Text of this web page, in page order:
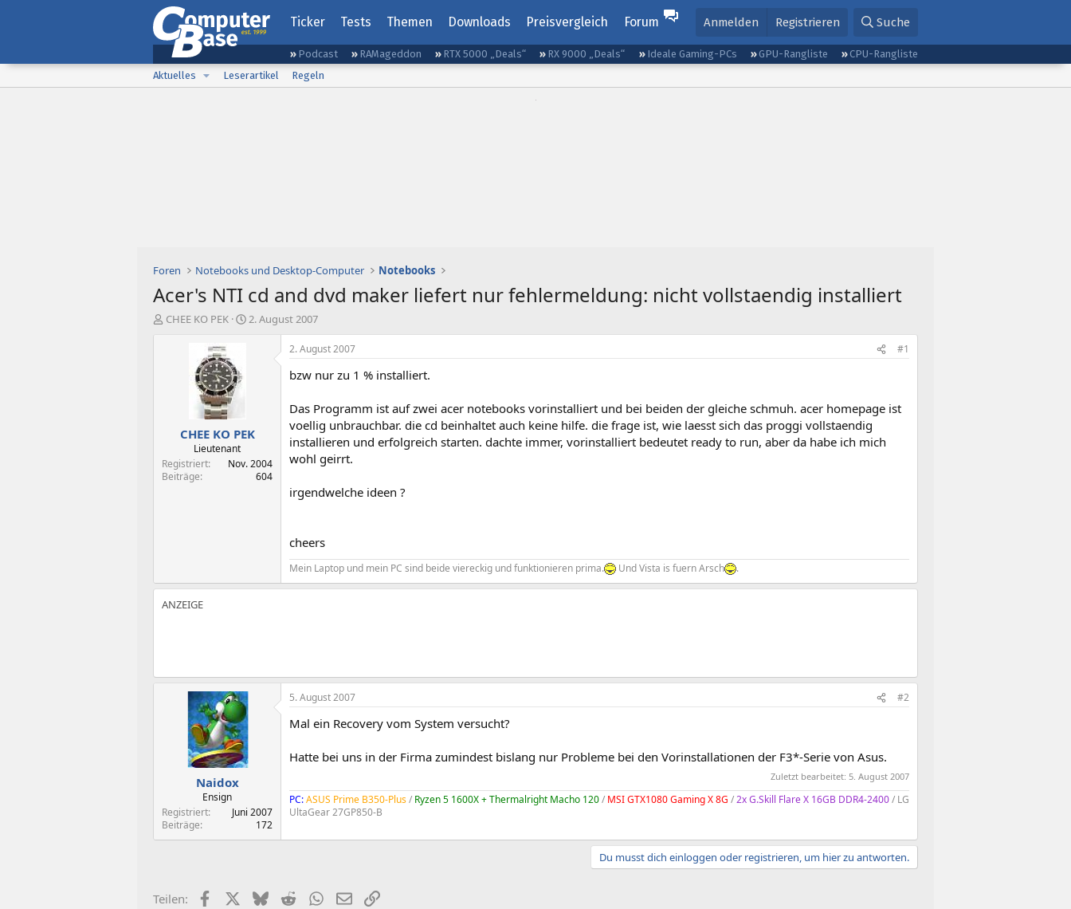
Ticker Tests Themen Downloads Preisvergleich Forum Anmelden Registrieren Suche
Podcast RAMageddon RTX 5000 „Deals“ RX 9000 „Deals“ Ideale Gaming-PCs GPU-Rangliste
CPU-Rangliste
Aktuelles
Leserartikel Regeln
Foren Notebooks und Desktop-Computer Notebooks
Acer's NTI cd and dvd maker liefert nur fehlermeldung: nicht vollstaendig installiert
E
CHEE KO PEK
E
a
2. August 2007
CHEE KO PEK
Lieutenant
Registriert
Nov. 2004
Beiträge
604
2. August 2007 #1
bzw nur zu 1 % installiert.
Das Programm ist auf zwei acer notebooks vorinstalliert und bei beiden der gleiche schmuh. acer homepage ist
voellig unbrauchbar. die cd beinhaltet auch keine hilfe. die frage ist, wie laesst sich das proggi vollstaendig
installieren und erfolgreich starten. dachte immer, vorinstalliert bedeutet ready to run, aber da habe ich mich
wohl geirrt.
irgendwelche ideen ?
cheers
Mein Laptop und mein PC sind beide viereckig und funktionieren prima. Und Vista is fuern Arsch .
Naidox
Ensign
Registriert
Juni 2007
Beiträge
172
5. August 2007 #2
Mal ein Recovery vom System versucht?
Hatte bei uns in der Firma zumindest bislang nur Probleme bei den Vorinstallationen der F3*-Serie von Asus.
Zuletzt bearbeitet: 5. August 2007
PC:ASUS Prime B350-Plus/ Ryzen 5 1600X + Thermalright Macho 120/ MSI GTX1080 Gaming X 8G /2x G.Skill Flare X 16GB DDR4-2400/ LG
UltaGear 27GP850-B
Du musst dich einloggen oder registrieren, um hier zu antworten.
Teilen: FacebookX (Twitter)
BlueskyRedditWhatsApp
E-MailLink